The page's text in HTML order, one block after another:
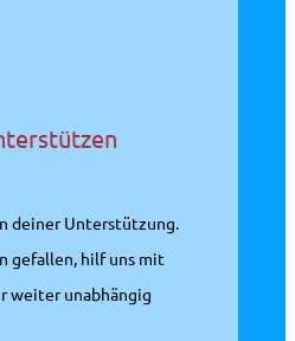
deiner Unterstützung.
gefallen, hilf uns mit
weiter unabhängig